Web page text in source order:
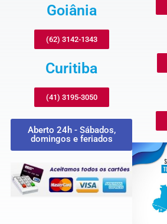
Goiânia
(62) 3142-1343
Curitiba
(41) 3195-3050
Aberto 24h - Sábados,
domingos e feriados